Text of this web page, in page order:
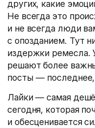
других, какие
Не всегда это
и не всегда люди
с опозданием. Тут
издержки ремесла.
решают более
посты — последнее,
Лайки — самая
сегодня, которая
и обесценивается